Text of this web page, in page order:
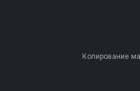
Копирование